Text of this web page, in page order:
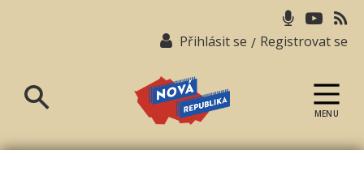
Přihlásit se / Registrovat se
republika
MENU